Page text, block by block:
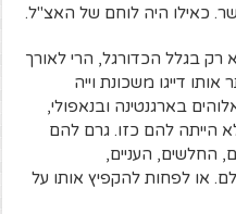
כאילו היה לוחם של האצ"ל.
רק בגלל הכדורגל, הרי לאורך
דייגו משכונת וייה
בארגנטינה ובנאפולי,
הייתה להם כזו. גרם להם
החלשים, העניים,
או לפחות להקפיץ אותו על